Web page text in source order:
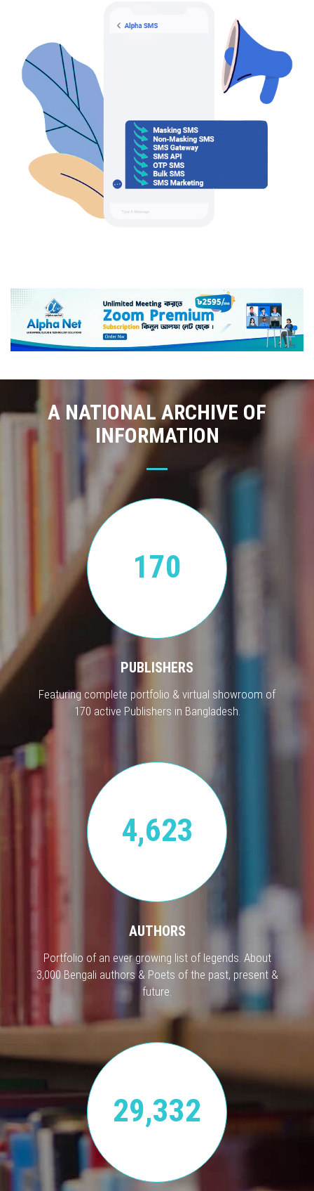
A NATIONAL ARCHIVE OF
INFORMATION
170
PUBLISHERS
Featuring complete portfolio & virtual showroom of
170 active Publishers in Bangladesh.
4,623
AUTHORS
Portfolio of an ever growing list of legends. About
3,000 Bengali authors & Poets of the past, present &
future.
29,332